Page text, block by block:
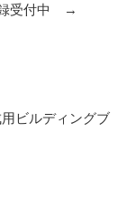
録受付中 →
ビルディングブ